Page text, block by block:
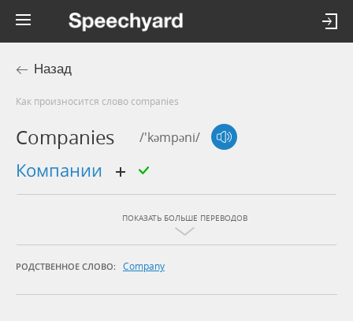
Назад
Как произносится слово companies
Companies /'kəmpəni/
компании
ПОКАЗАТЬ БОЛЬШЕ ПЕРЕВОДОВ
РОДСТВЕННОЕ СЛОВО: Company